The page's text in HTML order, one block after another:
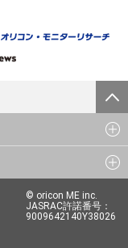
© oricon ME inc.
JASRAC許諾番号：
9009642140Y38026